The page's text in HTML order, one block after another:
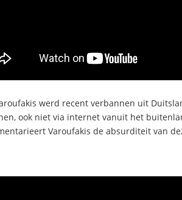
werd recent verbannen uit
ook niet via internet vanuit het
Varoufakis de absurditeit van